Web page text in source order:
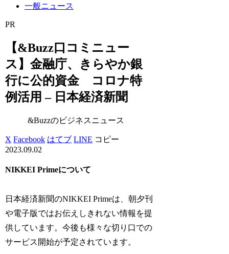
一般ニュース
PR
【&Buzz口コミニュー
ス】金融庁、きらやか銀
行に公的資金 コロナ特
例活用 – 日本経済新聞
&Buzzのビジネスニュース
X Facebook はてブ LINE コピー
2023.09.02
NIKKEI Primeについて
日本経済新聞のNIKKEI Primeは、朝夕刊
や電子版ではお伝えしきれない情報を提
供しています。今後も様々な切り口での
サービス開始が予定されています。